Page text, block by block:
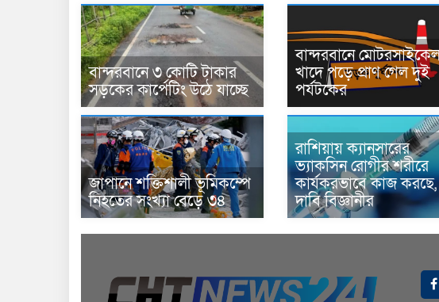
বান্দরবানে ৩ কোটি টাকার
সড়কের কার্পেটিং উঠে যাচ্ছে
বান্দরবানে
খাদে পড়ে প্রাণ গেল দুই
পর্যটকের
জাপানে শক্তিশালী ভূমিকম্পে
নিহতের সংখ্যা বেড়ে ৩৪
রাশিয়ায় ক্যানসারের
ভ্যাকসিন রোগীর শরীরে
কার্যকরভাবে কাজ করছে,
দাবি বিজ্ঞানীর